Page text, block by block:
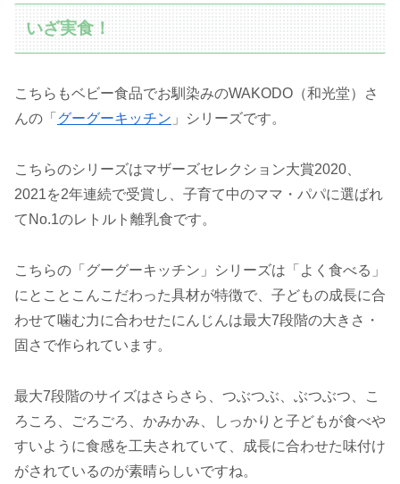
いざ実食！
こちらもベビー食品でお馴染みのWAKODO（和光堂）さ
んの「 グーグーキッチン 」シリーズです。
こちらのシリーズはマザーズセレクション大賞2020、
2021を2年連続で受賞し、子育て中のママ・パパに選ばれ
てNo.1のレトルト離乳食です。
こちらの「グーグーキッチン」シリーズは「よく食べる」
にとことこんこだわった具材が特徴で、子どもの成長に合
わせて噛む力に合わせたにんじんは最大7段階の大きさ・
固さで作られています。
最大7段階のサイズはさらさら、つぶつぶ、ぶつぶつ、こ
ろころ、ごろごろ、かみかみ、しっかりと子どもが食べや
すいように食感を工夫されていて、成長に合わせた味付け
がされているのが素晴らしいですね。